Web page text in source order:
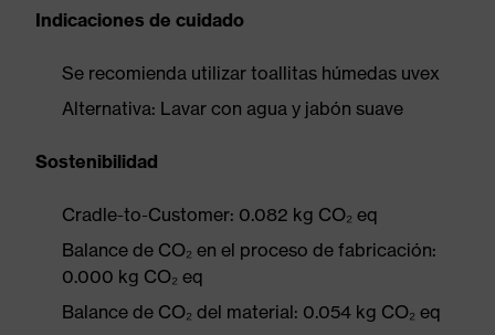
Indicaciones de cuidado
Se recomienda utilizar toallitas húmedas uvex
Alternativa: Lavar con agua y jabón suave
Sostenibilidad
Cradle-to-Customer: 0.082 kg CO₂ eq
Balance de CO₂ en el proceso de fabricación:
0.000 kg CO₂ eq
Balance de CO₂ del material: 0.054 kg CO₂ eq